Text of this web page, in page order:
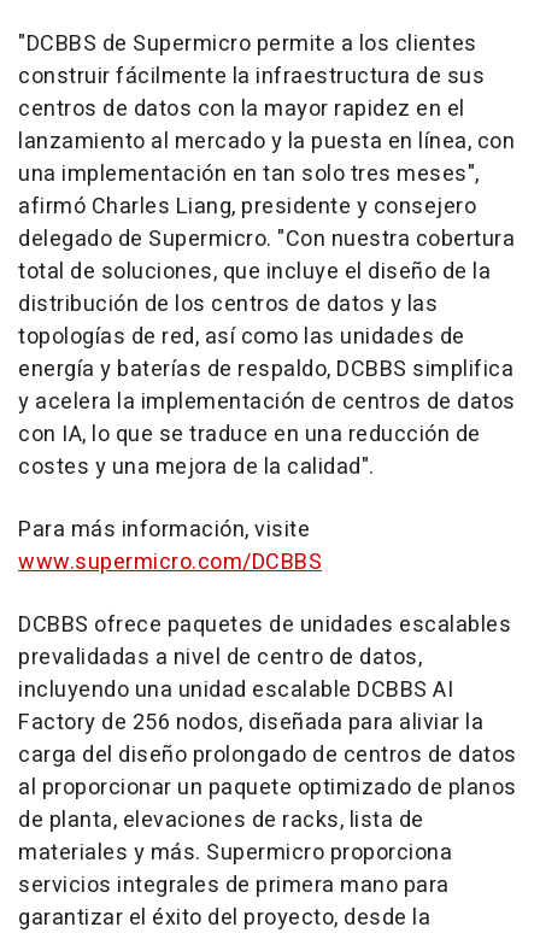
"DCBBS de Supermicro permite a los clientes
construir fácilmente la infraestructura de sus
centros de datos con la mayor rapidez en el
lanzamiento al mercado y la puesta en línea, con
una implementación en tan solo tres meses",
afirmó Charles Liang, presidente y consejero
delegado de Supermicro. "Con nuestra cobertura
total de soluciones, que incluye el diseño de la
distribución de los centros de datos y las
topologías de red, así como las unidades de
energía y baterías de respaldo, DCBBS simplifica
y acelera la implementación de centros de datos
con IA, lo que se traduce en una reducción de
costes y una mejora de la calidad".
Para más información, visite
www.supermicro.com/DCBBS
DCBBS ofrece paquetes de unidades escalables
prevalidadas a nivel de centro de datos,
incluyendo una unidad escalable DCBBS AI
Factory de 256 nodos, diseñada para aliviar la
carga del diseño prolongado de centros de datos
al proporcionar un paquete optimizado de planos
de planta, elevaciones de racks, lista de
materiales y más. Supermicro proporciona
servicios integrales de primera mano para
garantizar el éxito del proyecto, desde la